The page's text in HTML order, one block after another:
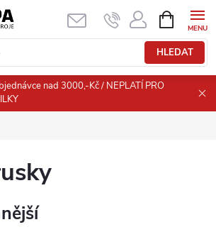
HLEDAT
NÁKUPNÍ
KOŠÍK
nad 3000,-Kč / NEPLATÍ PRO